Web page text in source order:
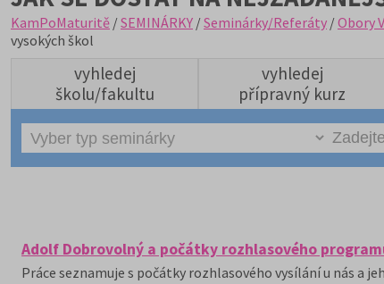
KamPoMaturitě /SEMINÁRKY /Seminárky/Referáty /Obory
vysokých škol
vyhledej
školu/fakultu
vyhledej
přípravný kurz
Adolf Dobrovolný a počátky rozhlasového
Práce seznamuje s počátky rozhlasového vysílání u nás a